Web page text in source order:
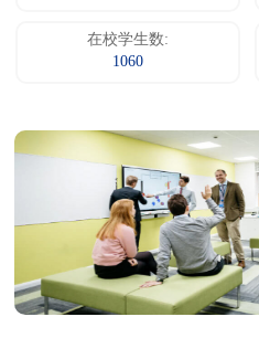
在校学生数:
1060